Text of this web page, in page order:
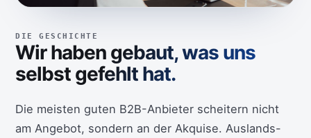
DIE GESCHICHTE
Wir haben gebaut, was uns
selbst gefehlt hat.
Die meisten guten B2B-Anbieter scheitern nicht
am Angebot, sondern an der Akquise. Auslands-